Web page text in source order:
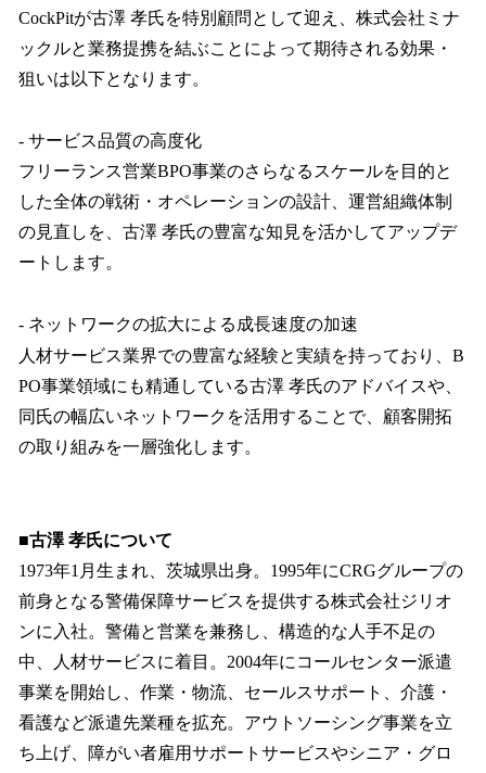
CockPitが古澤 孝氏を特別顧問として迎え、株式会社ミナ
ックルと業務提携を結ぶことによって期待される効果・
狙いは以下となります。
- サービス品質の高度化
フリーランス営業BPO事業のさらなるスケールを目的と
した全体の戦術・オペレーションの設計、運営組織体制
の見直しを、古澤 孝氏の豊富な知見を活かしてアップデ
ートします。
- ネットワークの拡大による成長速度の加速
人材サービス業界での豊富な経験と実績を持っており、B
PO事業領域にも精通している古澤 孝氏のアドバイスや、
同氏の幅広いネットワークを活用することで、顧客開拓
の取り組みを一層強化します。
■古澤 孝氏について
1973年1月生まれ、茨城県出身。1995年にCRGグループの
前身となる警備保障サービスを提供する株式会社ジリオ
ンに入社。警備と営業を兼務し、構造的な人手不足の
中、人材サービスに着目。2004年にコールセンター派遣
事業を開始し、作業・物流、セールスサポート、介護・
看護など派遣先業種を拡充。アウトソーシング事業を立
ち上げ、障がい者雇用サポートサービスやシニア・グロ